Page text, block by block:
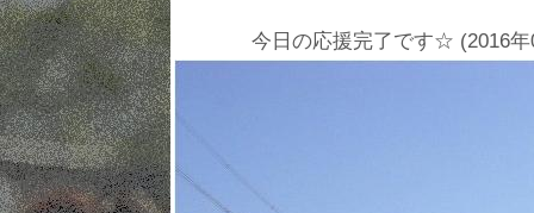
今日の応援完了です☆ (2016年